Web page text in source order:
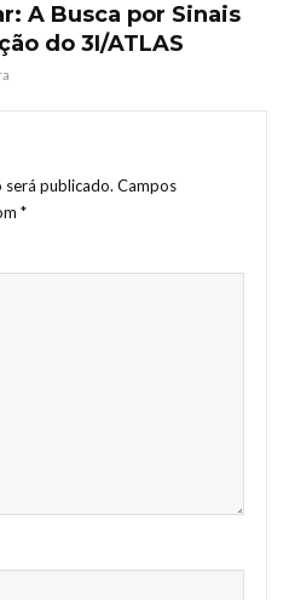
A Busca por Sinais
do 3I/ATLAS
será publicado. Campos
*